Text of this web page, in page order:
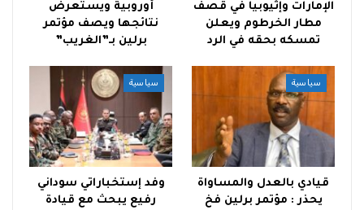
الإمارات وإثيوبيا في قصف
مطار الخرطوم ويعلن
تمسكه بحقه في الرد
أوروبية ويستعرض
نتائجها ويصف مؤتمر
برلين بـ”الغريب”
سياسية
قيادي بالعدل والمساواة
يحذر : مؤتمر برلين فخ
سياسية
وفد إستخباراتي سوداني
رفيع يبحث مع قيادة